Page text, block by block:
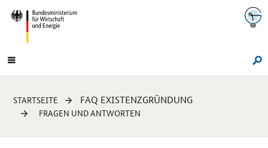
Navigation
Hauptmenü
Sie
sind
STARTSEITE FAQ EXISTENZGRÜNDUNG
FRAGEN UND ANTWORTEN